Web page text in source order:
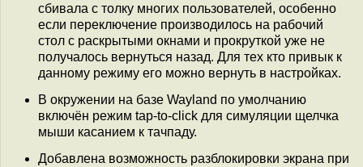
сбивала с толку многих пользователей, особенно
если переключение производилось на рабочий
стол с раскрытыми окнами и прокруткой уже не
получалось вернуться назад. Для тех кто привык к
данному режиму его можно вернуть в настройках.
В окружении на базе Wayland по умолчанию
включён режим tap-to-click для симуляции щелчка
мыши касанием к тачпаду.
Добавлена возможность разблокировки экрана при